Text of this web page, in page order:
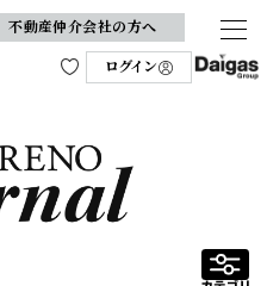
不動産仲介会社の方へ
ログイン